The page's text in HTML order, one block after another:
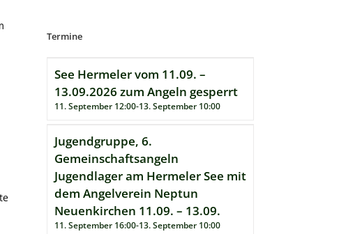
Termine
See Hermeler vom 11.09. –
13.09.2026 zum Angeln gesperrt
11. September 12:00-13. September 10:00
Jugendgruppe, 6.
Gemeinschaftsangeln
Jugendlager am Hermeler See mit
dem Angelverein Neptun
Neuenkirchen 11.09. – 13.09.
11. September 16:00-13. September 10:00